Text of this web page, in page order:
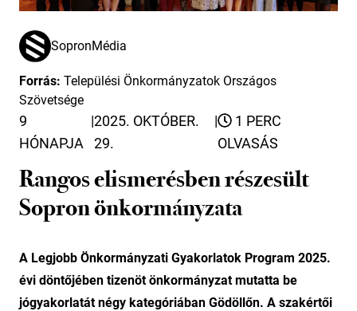
SopronMédia
Forrás: Települési Önkormányzatok Országos
Szövetsége
9
HÓNAPJA
|2025. OKTÓBER.
29.
|
1 PERC
OLVASÁS
Rangos elismerésben részesült
Sopron önkormányzata
A Legjobb Önkormányzati Gyakorlatok Program 2025.
évi döntőjében tizenöt önkormányzat mutatta be
jógyakorlatát négy kategóriában Gödöllőn. A szakértői